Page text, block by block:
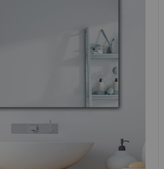
Каталог
зеркал
Шкафчики
Душевые
Зеркала
Reflex